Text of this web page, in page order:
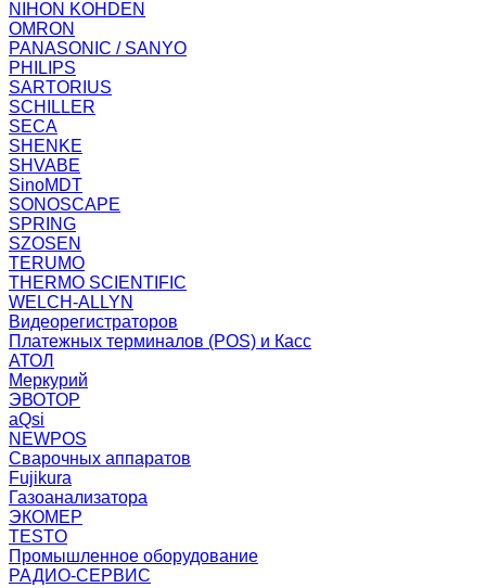
NIHON KOHDEN
OMRON
PANASONIC / SANYO
PHILIPS
SARTORIUS
SCHILLER
SECA
SHENKE
SHVABE
SinoMDT
SONOSCAPE
SPRING
SZOSEN
TERUMO
THERMO SCIENTIFIC
WELCH-ALLYN
Видеорегистраторов
Платежных терминалов (POS) и Касс
АТОЛ
Меркурий
ЭВОТОР
aQsi
NEWPOS
Сварочных аппаратов
Fujikura
Газоанализатора
ЭКОМЕР
TESTO
Промышленное оборудование
РАДИО-СЕРВИС